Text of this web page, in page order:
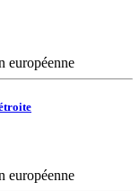
européenne
européenne